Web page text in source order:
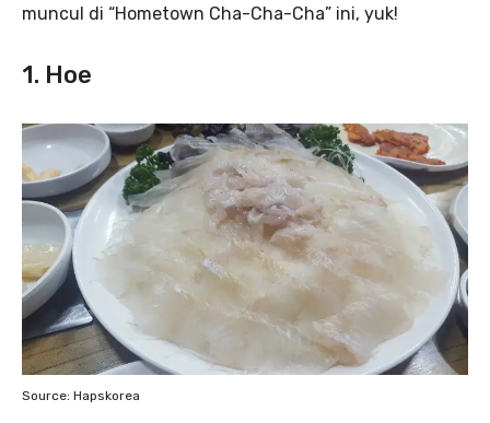
muncul di “Hometown Cha-Cha-Cha” ini, yuk!
1. Hoe
Source: Hapskorea